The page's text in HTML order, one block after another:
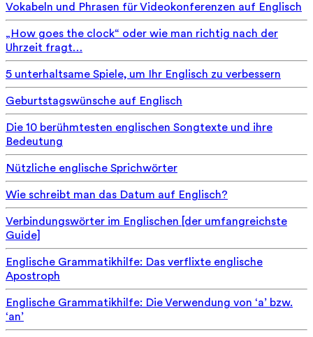
Vokabeln und Phrasen für Videokonferenzen auf Englisch
„How goes the clock“ oder wie man richtig nach der
Uhrzeit fragt…
5 unterhaltsame Spiele, um Ihr Englisch zu verbessern
Geburtstagswünsche auf Englisch
Die 10 berühmtesten englischen Songtexte und ihre
Bedeutung
Nützliche englische Sprichwörter
Wie schreibt man das Datum auf Englisch?
Verbindungswörter im Englischen [der umfangreichste
Guide]
Englische Grammatikhilfe: Das verflixte englische
Apostroph
Englische Grammatikhilfe: Die Verwendung von ‘a’ bzw.
‘an’